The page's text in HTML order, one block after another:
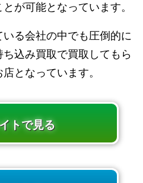
が可能となっています。
る会社の中でも圧倒的に
込み買取で買取してもら
となっています。
トで見る